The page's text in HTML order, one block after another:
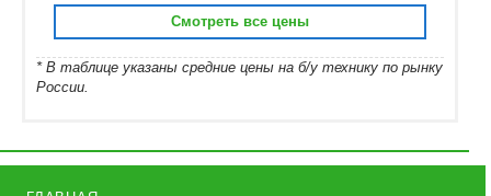
Смотреть все цены
* В таблице указаны средние цены на б/у технику по рынку
России.